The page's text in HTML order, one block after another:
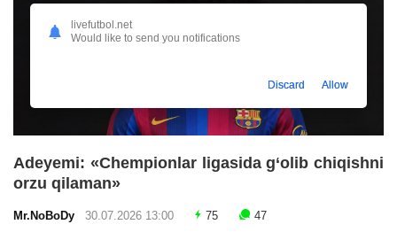
Adeyemi: «Chempionlar ligasida g‘olib chiqishni
orzu qilaman»
Mr.NoBoDy 30.07.2026 13:00 75 47
livefutbol.net
Would like to send you notifications
Discard Allow